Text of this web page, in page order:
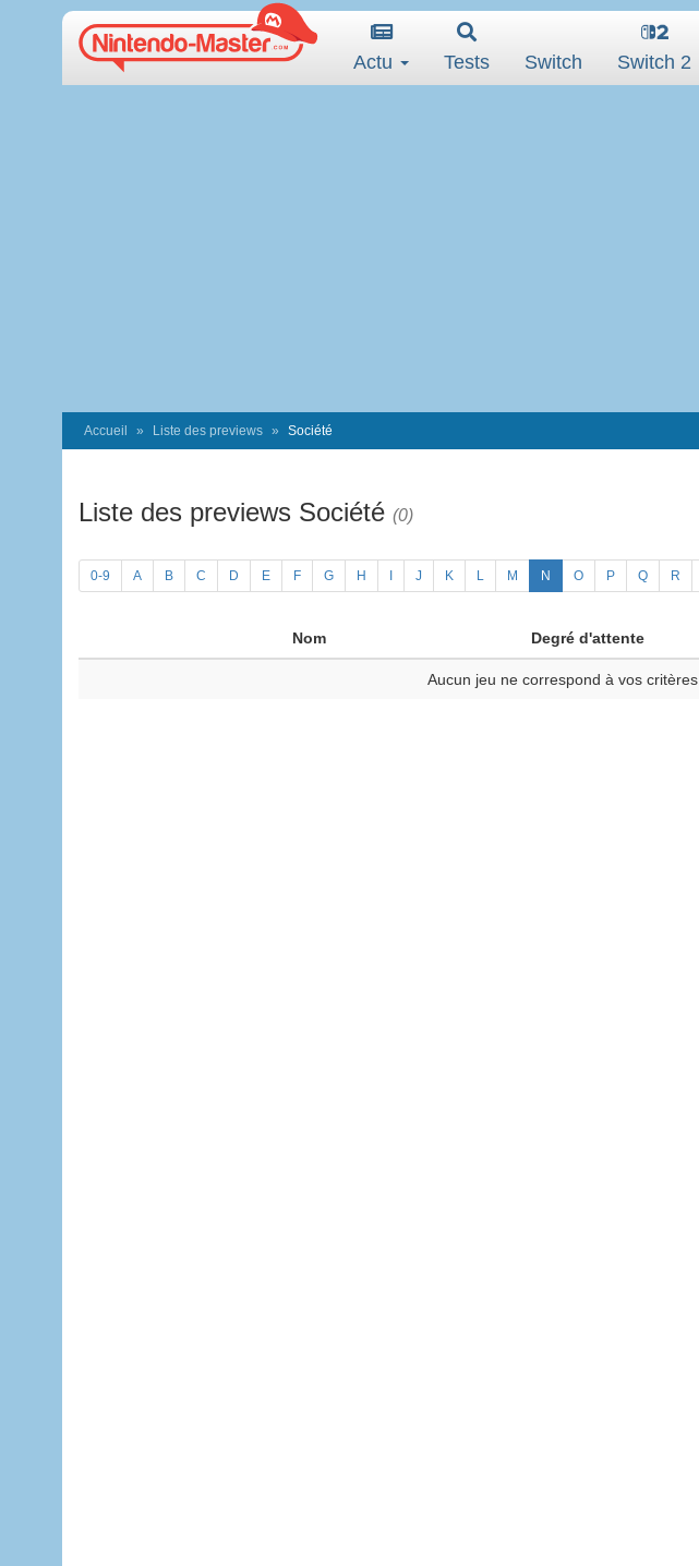
Actu Tests Switch Switch 2
Accueil Liste des previews Société
Liste des previews Société (0)
0-9 A B C D E F G H J K L M N O P Q R
Nom Degré d'attente
Aucun jeu ne correspond à vos critères.